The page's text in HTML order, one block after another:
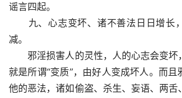
谣言四起。
九、心志变坏、诸不善法日日增长
减。
邪淫损害人的灵性，人的心志会变坏
就是所谓“变质”，由好人变成坏人。而
他的恶法，诸如偷盗、杀生、妄语、两舌